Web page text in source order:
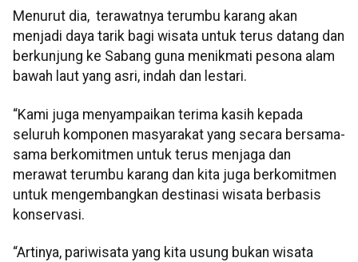
Menurut dia, terawatnya terumbu karang akan
menjadi daya tarik bagi wisata untuk terus datang dan
berkunjung ke Sabang guna menikmati pesona alam
bawah laut yang asri, indah dan lestari.
“Kami juga menyampaikan terima kasih kepada
seluruh komponen masyarakat yang secara bersama-
sama berkomitmen untuk terus menjaga dan
merawat terumbu karang dan kita juga berkomitmen
untuk mengembangkan destinasi wisata berbasis
konservasi.
“Artinya, pariwisata yang kita usung bukan wisata